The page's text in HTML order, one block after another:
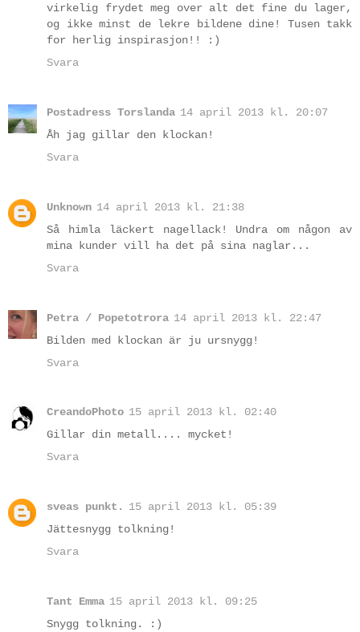
virkelig frydet meg over alt det fine du lager,
og ikke minst de lekre bildene dine! Tusen takk
for herlig inspirasjon!! :)
Svara
Postadress Torslanda 14 april 2013 kl. 20:07
Åh jag gillar den klockan!
Svara
Unknown 14 april 2013 kl. 21:38
Så himla läckert nagellack! Undra om någon av
mina kunder vill ha det på sina naglar...
Svara
Petra / Popetotrora 14 april 2013 kl. 22:47
Bilden med klockan är ju ursnygg!
Svara
CreandoPhoto 15 april 2013 kl. 02:40
Gillar din metall.... mycket!
Svara
sveas punkt.
15 april 2013 kl. 05:39
Jättesnygg tolkning!
Svara
Tant Emma 15 april 2013 kl. 09:25
Snygg tolkning. :)